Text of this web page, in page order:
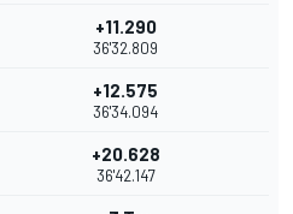
+11.290
36'32.809
+12.575
36'34.094
+20.628
36'42.147